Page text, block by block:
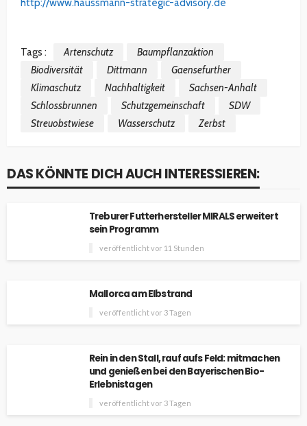
Tags : Artenschutz
Baumpflanzaktion
Biodiversität
Dittmann
Gaensefurther
Klimaschutz
Nachhaltigkeit
Sachsen-Anhalt
Schlossbrunnen
Schutzgemeinschaft
SDW
Streuobstwiese
Wasserschutz Zerbst
DAS KÖNNTE DICH AUCH INTERESSIEREN:
Treburer Futterhersteller MIRALS erweitert
sein Programm
veröffentlicht vor 11 Stunden
Mallorca am Elbstrand
veröffentlicht vor 3 Tagen
Rein in den Stall, rauf aufs Feld: mitmachen
und genießen bei den Bayerischen Bio-
Erlebnistagen
veröffentlicht vor 3 Tagen